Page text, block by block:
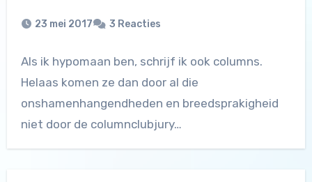
23 mei 2017 3 Reacties
Als ik hypomaan ben, schrijf ik ook columns.
Helaas komen ze dan door al die
onshamenhangendheden en breedsprakigheid
niet door de columnclubjury…